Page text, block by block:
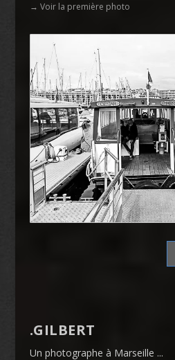
→ Voir la première photo
.GILBERT
Un photographe à Marseille ...